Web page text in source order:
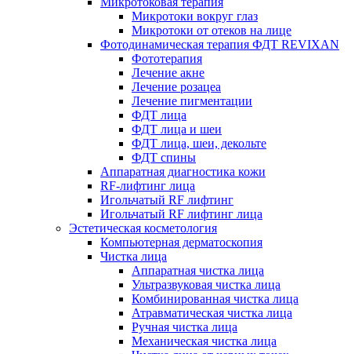
Микротоки вокруг глаз
Микротоки от отеков на лице
Фотодинамическая терапия ФДТ REVIXAN
Фототерапия
Лечение акне
Лечение розацеа
Лечение пигментации
ФДТ лица
ФДТ лица и шеи
ФДТ лица, шеи, декольте
ФДТ спины
Аппаратная диагностика кожи
RF-лифтинг лица
Игольчатый RF лифтинг
Игольчатый RF лифтинг лица
Эстетическая косметология
Компьютерная дерматоскопия
Чистка лица
Аппаратная чистка лица
Ультразвуковая чистка лица
Комбинированная чистка лица
Атравматическая чистка лица
Ручная чистка лица
Механическая чистка лица